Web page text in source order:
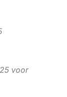
voor